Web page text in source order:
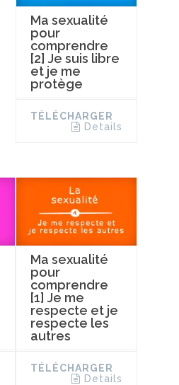
Ma sexualité
pour
comprendre
[2] Je suis libre
et je me
protège
TÉLÉCHARGER
Details
Ma sexualité
pour
comprendre
[1] Je me
respecte et je
respecte les
autres
TÉLÉCHARGER
Details